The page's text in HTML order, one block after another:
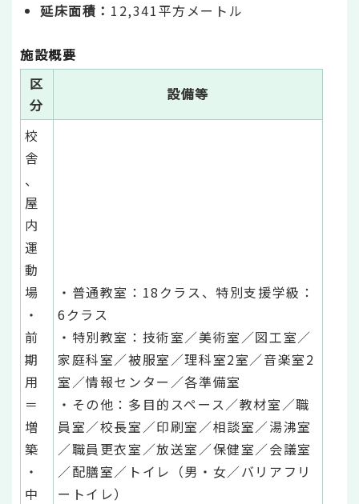
延床面積： 12,341平方メートル
施設概要
区
分
設備等
校
舎
、
屋
内
運
動
場
・
前
期
用
＝
増
築
・
中
・普通教室：18クラス、特別支援学級：
6クラス
・特別教室：技術室／美術室／図工室／
家庭科室／被服室／理科室2室／音楽室2
室／情報センター／各準備室
・その他：多目的スペース／教材室／職
員室／校長室／印刷室／相談室／湯沸室
／職員更衣室／放送室／保健室／会議室
／配膳室／トイレ（男・女／バリアフリ
ートイレ）